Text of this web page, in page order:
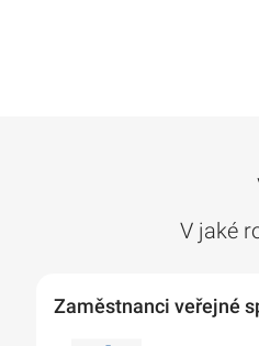
V jaké
Zaměstnanci veřejné